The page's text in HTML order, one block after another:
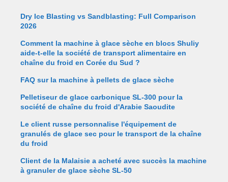
Dry Ice Blasting vs Sandblasting: Full Comparison
2026
Comment la machine à glace sèche en blocs Shuliy
aide-t-elle la société de transport alimentaire en
chaîne du froid en Corée du Sud ?
FAQ sur la machine à pellets de glace sèche
Pelletiseur de glace carbonique SL-300 pour la
société de chaîne du froid d'Arabie Saoudite
Le client russe personnalise l'équipement de
granulés de glace sec pour le transport de la chaîne
du froid
Client de la Malaisie a acheté avec succès la machine
à granuler de glace sèche SL-50